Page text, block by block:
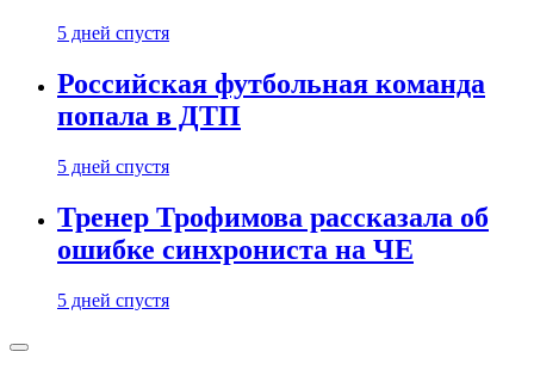
5 дней спустя
Российская футбольная команда
попала в ДТП
5 дней спустя
Тренер Трофимова рассказала об
ошибке синхрониста на ЧЕ
5 дней спустя